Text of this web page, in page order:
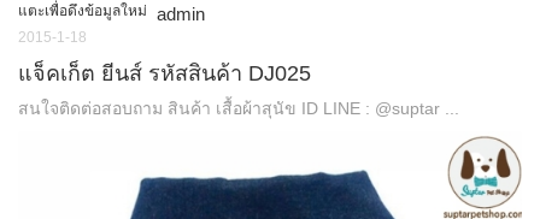
แตะเพื่อดึงข้อมูลใหม่ admin
2015-1-18
แจ็คเก็ต ยีนส์ รหัสสินค้า DJ025
สนใจติดต่อสอบถาม สินค้า เสื้อผ้าสุนัข ID LINE : @suptar ...